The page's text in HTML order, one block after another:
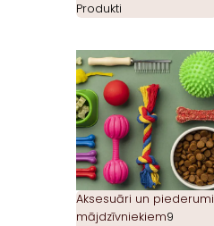
Produkti
Aksesuāri un piederumi
mājdzīvniekiem9